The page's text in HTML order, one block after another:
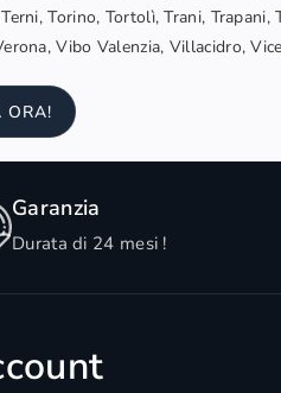
Torino, Tortolì, Trani, Trapani,
Vibo Valenzia, Villacidro,
ORA!
Garanzia
Durata di 24 mesi !